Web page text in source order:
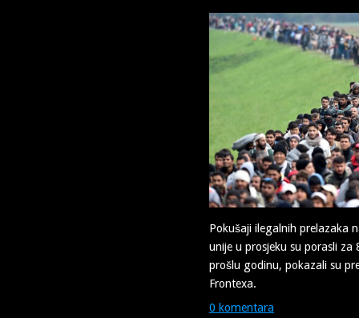
Pokušaji ilegalnih prelazaka
unije u prosjeku su porasli za
prošlu godinu, pokazali su
Frontexa.
0 komentara